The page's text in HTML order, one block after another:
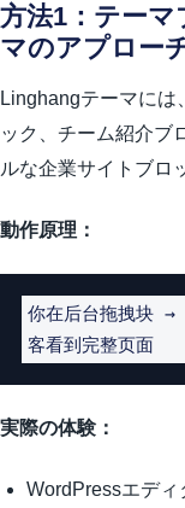
方法1：テー
マのアプローチ
Linghangテーマには
ック、チーム紹介ブ
ルな企業サイトブロ
動作原理：
你在后台拖拽块
客看到完整页面
実際の体験：
WordPressエデ